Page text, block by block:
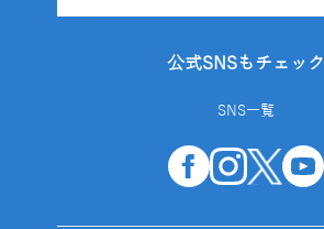
公式SNSもチェック
SNS一覧